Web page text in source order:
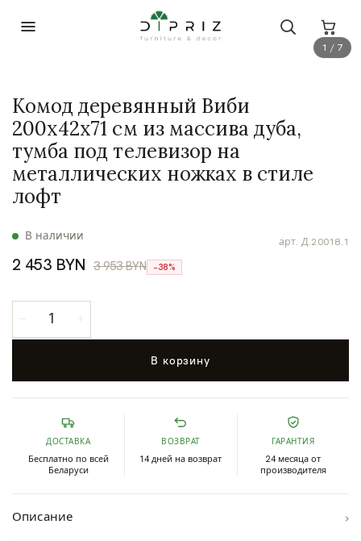
1 / 7
арт. Д.20018.1
В наличии
Комод деревянный Виби
200х42х71 см из массива дуба,
тумба под телевизор на
металлических ножках в стиле
лофт
2 453 BYN 3 953 BYN −38%
В корзину
ДОСТАВКА
Бесплатно по всей
Беларуси
ВОЗВРАТ
14 дней на возврат
ГАРАНТИЯ
24 месяца от
производителя
Описание ›